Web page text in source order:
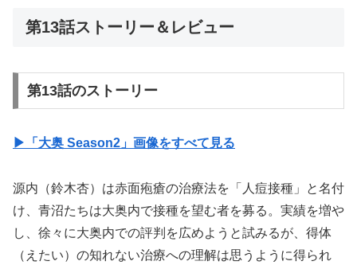
第13話ストーリー＆レビュー
第13話のストーリー
▶︎「大奥 Season2」画像をすべて見る
源内（鈴木杏）は赤面疱瘡の治療法を「人痘接種」と名付
け、青沼たちは大奥内で接種を望む者を募る。実績を増や
し、徐々に大奥内での評判を広めようと試みるが、得体
（えたい）の知れない治療への理解は思うように得られ